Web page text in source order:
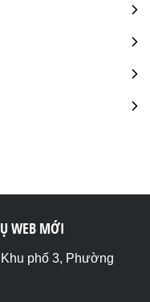
WEB MỚI
phố 3, Phường